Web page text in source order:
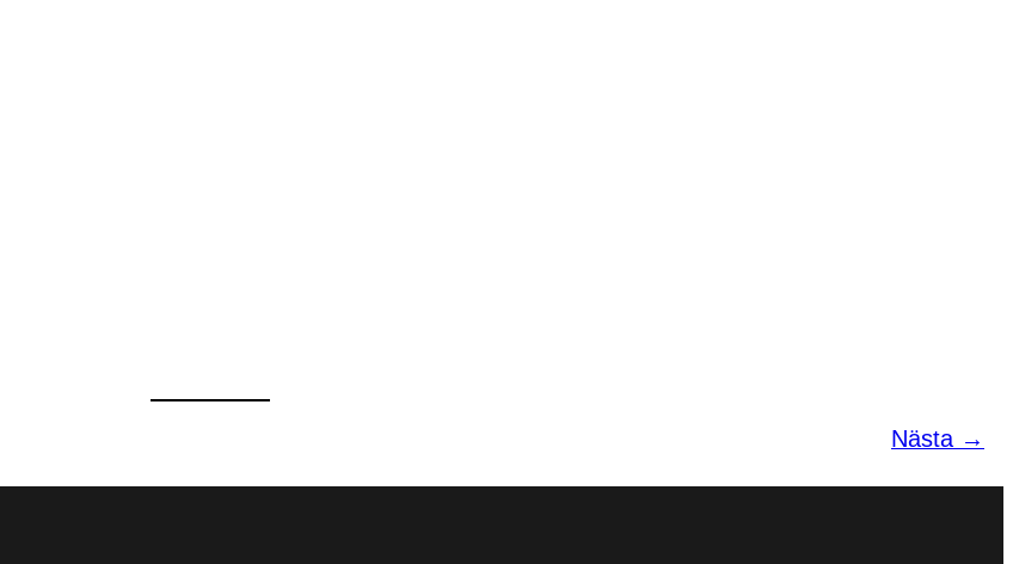
Nästa →